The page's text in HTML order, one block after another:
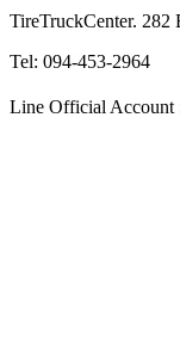
TireTruckCenter. 282
Tel: 094-453-2964
Line Official Account